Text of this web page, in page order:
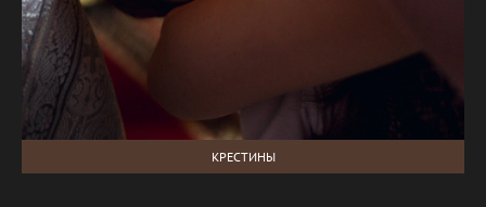
КРЕСТИНЫ